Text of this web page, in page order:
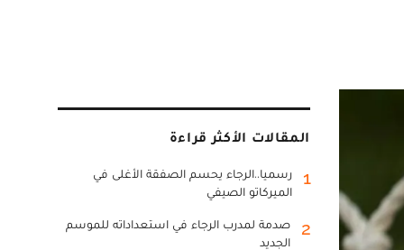
المقالات الأكثر قراءة
1
رسميا..الرجاء يحسم الصفقة الأغلى في
الميركاتو الصيفي
2
صدمة لمدرب الرجاء في استعداداته للموسم
الجديد